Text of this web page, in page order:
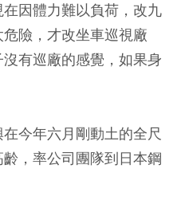
因體力難以負荷，改九
險，才改坐車巡視廠
有巡廠的感覺，如果身
今年六月剛動土的全尺
，率公司團隊到日本鋼